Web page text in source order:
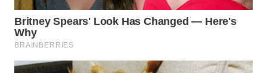
WN
BOROBUDUR
WN